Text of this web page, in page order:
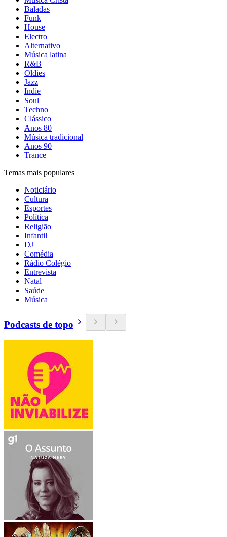
Baladas
Funk
House
Electro
Alternativo
Música latina
R&B
Oldies
Jazz
Indie
Soul
Techno
Clássico
Anos 80
Música tradicional
Anos 90
Trance
Temas mais populares
Noticiário
Cultura
Esportes
Política
Religião
Infantil
DJ
Comédia
Rádio Colégio
Entrevista
Natal
Saúde
Música
Podcasts de topo